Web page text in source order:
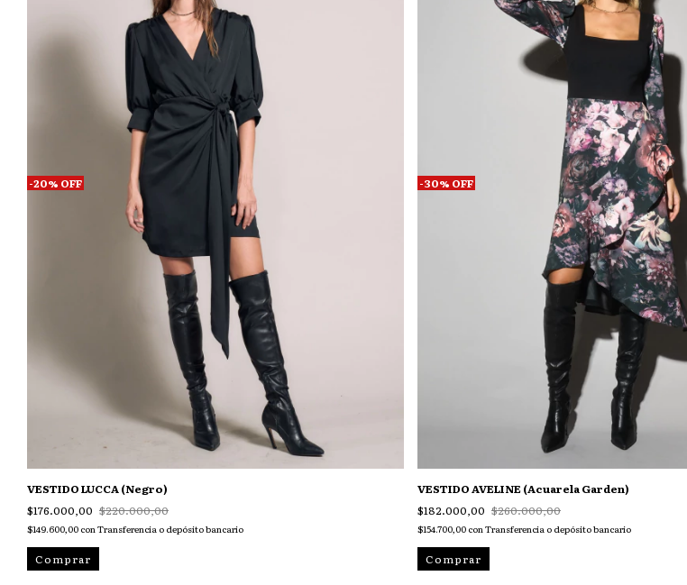
-20% OFF
VESTIDO LUCCA (Negro)
$176.000,00 $220.000,00
$149.600,00 conTransferencia o depósito bancario
Comprar
-30% OFF
VESTIDO AVELINE (Acuarela Garden)
$182.000,00 $260.000,00
$154.700,00 conTransferencia o depósito bancario
Comprar